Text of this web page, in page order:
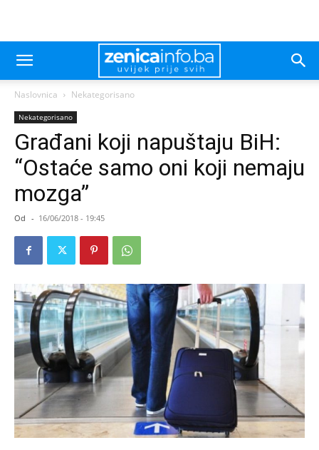
Naslovnica Nekategorisano
Nekategorisano
Građani koji napuštaju BiH:
“Ostaće samo oni koji nemaju
mozga”
Od - 16/06/2018 - 19:45